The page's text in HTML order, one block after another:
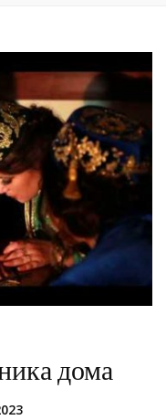
дома